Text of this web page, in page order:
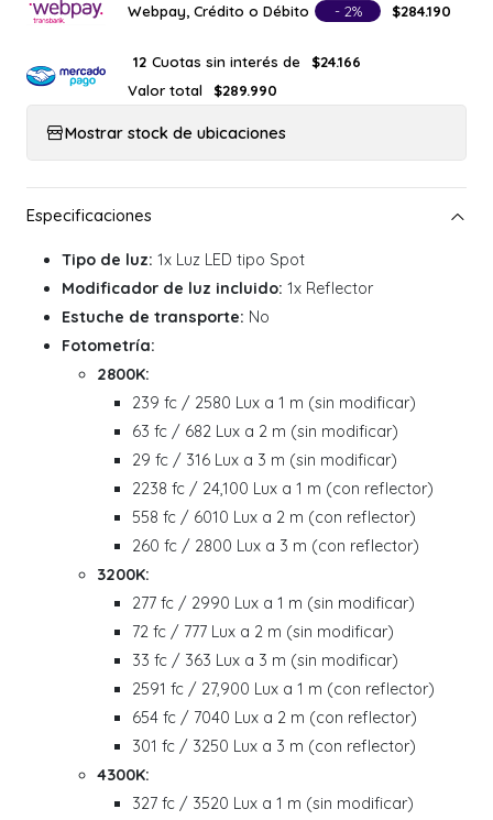
Webpay, Crédito o Débito - 2% $284.190
12 Cuotas sin interés de
$24.166
Valor total
$289.990
Mostrar stock de ubicaciones
Tipo de luz: 1x Luz LED tipo Spot
Modificador de luz incluido: 1x Reflector
Estuche de transporte: No
Fotometría:
2800K:
239 fc / 2580 Lux a 1 m (sin modificar)
63 fc / 682 Lux a 2 m (sin modificar)
29 fc / 316 Lux a 3 m (sin modificar)
2238 fc / 24,100 Lux a 1 m (con reflector)
558 fc / 6010 Lux a 2 m (con reflector)
260 fc / 2800 Lux a 3 m (con reflector)
3200K:
277 fc / 2990 Lux a 1 m (sin modificar)
72 fc / 777 Lux a 2 m (sin modificar)
33 fc / 363 Lux a 3 m (sin modificar)
2591 fc / 27,900 Lux a 1 m (con reflector)
654 fc / 7040 Lux a 2 m (con reflector)
301 fc / 3250 Lux a 3 m (con reflector)
4300K:
327 fc / 3520 Lux a 1 m (sin modificar)